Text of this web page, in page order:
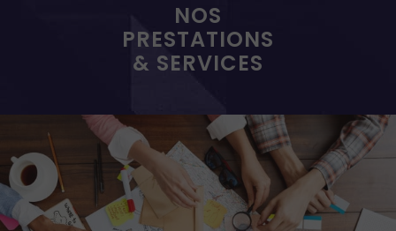
NOS
PRESTATIONS
& SERVICES